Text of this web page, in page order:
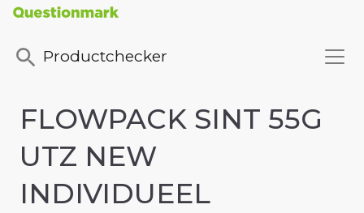
Productchecker
FLOWPACK SINT 55G
UTZ NEW
INDIVIDUEEL